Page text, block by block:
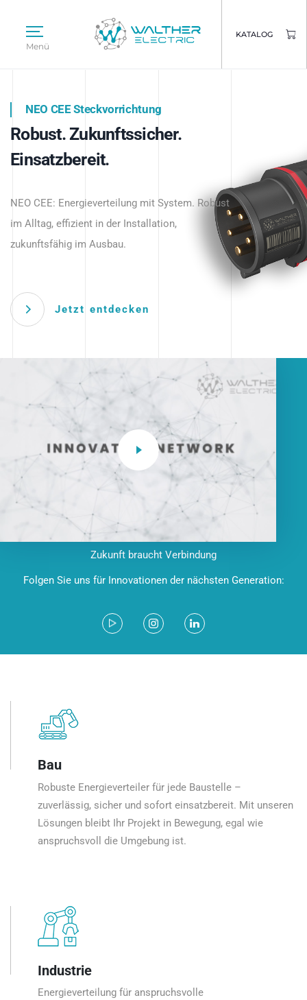
Menü
KATALOG
Intelligente Stromverteilung
beginnt hier.
NEO CEE Steckvorrichtung
Robust. Zukunftssicher.
Einsatzbereit.
NEO CEE: Energieverteilung mit System. Robust
im Alltag, effizient in der Installation,
zukunftsfähig im Ausbau.
Jetzt entdecken
Intelligenz trifft Energie.
Anwendungen – robust, IP-geschützt und
zukunftsfähig.
Zukunft braucht Verbindung
Folgen Sie uns für Innovationen der nächsten Generation:
Bau
Robuste Energieverteiler für jede Baustelle –
zuverlässig, sicher und sofort einsatzbereit. Mit unseren
Lösungen bleibt Ihr Projekt in Bewegung, egal wie
anspruchsvoll die Umgebung ist.
Industrie
Energieverteilung für anspruchsvolle